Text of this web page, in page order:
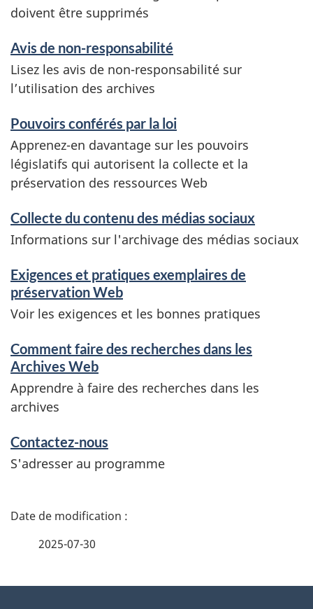
s
e
t
r
e
n
s
e
i
g
n
e
m
e
n
t
s
doivent être supprimés
Avis de non-responsabilité
Lisez les avis de non-responsabilité sur
l’utilisation des archives
Pouvoirs conférés par la loi
Apprenez-en davantage sur les pouvoirs
législatifs qui autorisent la collecte et la
préservation des ressources Web
Collecte du contenu des médias sociaux
Informations sur l'archivage des médias sociaux
Exigences et pratiques exemplaires de
préservation Web
Voir les exigences et les bonnes pratiques
Comment faire des recherches dans les
Archives Web
Apprendre à faire des recherches dans les
archives
Contactez-nous
S'adresser au programme
D
2025-07-30